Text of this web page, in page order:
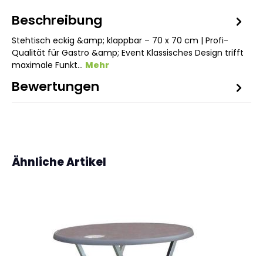
Beschreibung
Stehtisch eckig &amp; klappbar – 70 x 70 cm | Profi-
Qualität für Gastro &amp; Event Klassisches Design trifft
maximale Funkt… Mehr
Bewertungen
Produktgalerie überspringen
Ähnliche Artikel